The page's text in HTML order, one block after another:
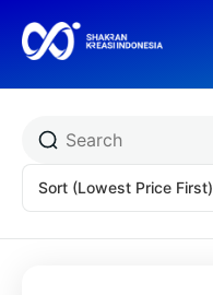
Sort (Lowest Price First)